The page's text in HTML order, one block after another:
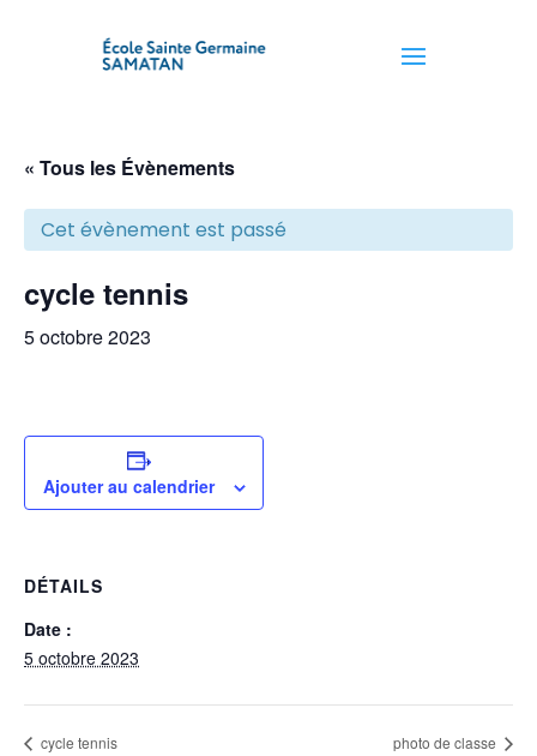
« Tous les Évènements
Cet évènement est passé
cycle tennis
5 octobre 2023
Ajouter au calendrier
DÉTAILS
Date :
5 octobre 2023
cycle tennis photo de classe